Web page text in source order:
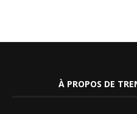
À PROPOS DE